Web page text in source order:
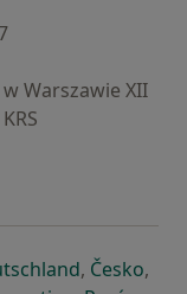
Warszawie XII
karcie
nowej karcie
się w nowej
otwiera się
, Česko,